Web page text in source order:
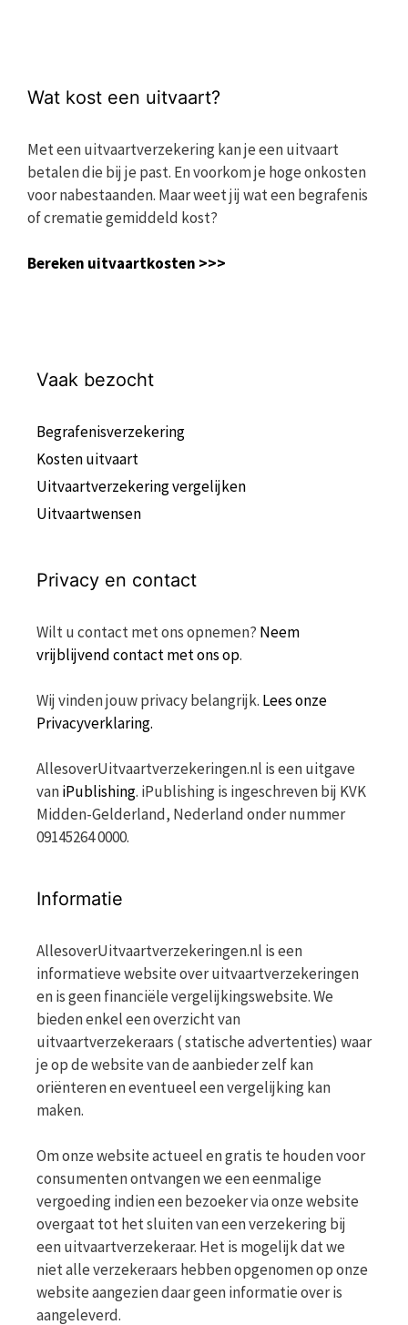
Wat kost een uitvaart?
Met een uitvaartverzekering kan je een uitvaart
betalen die bij je past. En voorkom je hoge onkosten
voor nabestaanden. Maar weet jij wat een begrafenis
of crematie gemiddeld kost?
Bereken uitvaartkosten >>>
Vaak bezocht
Begrafenisverzekering
Kosten uitvaart
Uitvaartverzekering vergelijken
Uitvaartwensen
Privacy en contact
Wilt u contact met ons opnemen? Neem
vrijblijvend contact met ons op.
Wij vinden jouw privacy belangrijk. Lees onze
Privacyverklaring.
AllesoverUitvaartverzekeringen.nl is een uitgave
vaniPublishing. iPublishing is ingeschreven bij KVK
Midden-Gelderland, Nederland onder nummer
09145264 0000.
Informatie
AllesoverUitvaartverzekeringen.nl is een
informatieve website over uitvaartverzekeringen
en is geen financiële vergelijkingswebsite. We
bieden enkel een overzicht van
uitvaartverzekeraars ( statische advertenties) waar
je op de website van de aanbieder zelf kan
oriënteren en eventueel een vergelijking kan
maken.
Om onze website actueel en gratis te houden voor
consumenten ontvangen we een eenmalige
vergoeding indien een bezoeker via onze website
overgaat tot het sluiten van een verzekering bij
een uitvaartverzekeraar. Het is mogelijk dat we
niet alle verzekeraars hebben opgenomen op onze
website aangezien daar geen informatie over is
aangeleverd.